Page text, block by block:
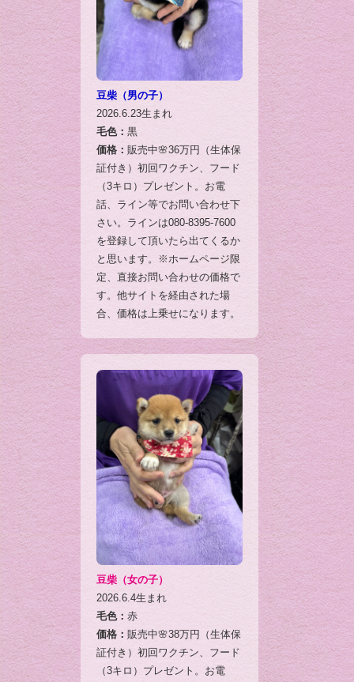
豆柴（男の子）
2026.6.23生まれ
毛色： 黒
価格： 販売中🌸36万円（生体保
証付き）初回ワクチン、フード
（3キロ）プレゼント。お電
話、ライン等でお問い合わせ下
さい。ラインは080-8395-7600
を登録して頂いたら出てくるか
と思います。※ホームページ限
定、直接お問い合わせの価格で
す。他サイトを経由された場
合、価格は上乗せになります。
豆柴（女の子）
2026.6.4生まれ
毛色： 赤
価格： 販売中🌸38万円（生体保
証付き）初回ワクチン、フード
（3キロ）プレゼント。お電